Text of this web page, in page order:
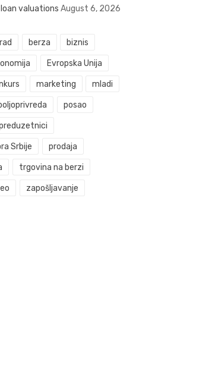
valuations August 6, 2026
berza biznis
Evropska Unija
marketing mladi
posao
Srbije prodaja
trgovina na berzi
zapošljavanje